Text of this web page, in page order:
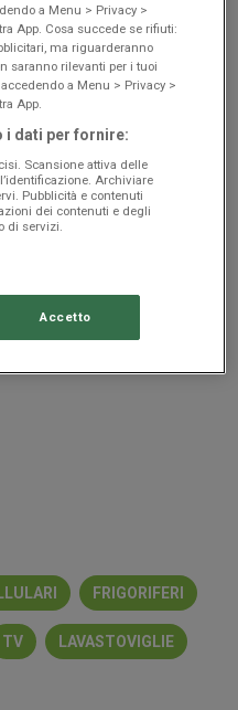
Kreo Brico e Casa
Fuori tutto! Estate 2026
Scade il 30/08
FRIGORIFERI
TV LAVASTOVIGLIE
a Menu > Privacy >
App. Cosa succede se rifiuti:
ma riguarderanno
saranno rilevanti per i tuoi
a Menu > Privacy >
App.
i dati per fornire:
Scansione attiva delle
Archiviare
Pubblicità e contenuti
dei contenuti e degli
di servizi.
Accetto